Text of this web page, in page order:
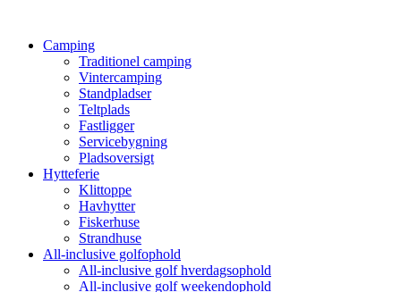
Camping
Traditionel camping
Vintercamping
Standpladser
Teltplads
Fastligger
Servicebygning
Pladsoversigt
Hytteferie
Klittoppe
Havhytter
Fiskerhuse
Strandhuse
All-inclusive golfophold
All-inclusive golf hverdagsophold
All-inclusive golf weekendophold